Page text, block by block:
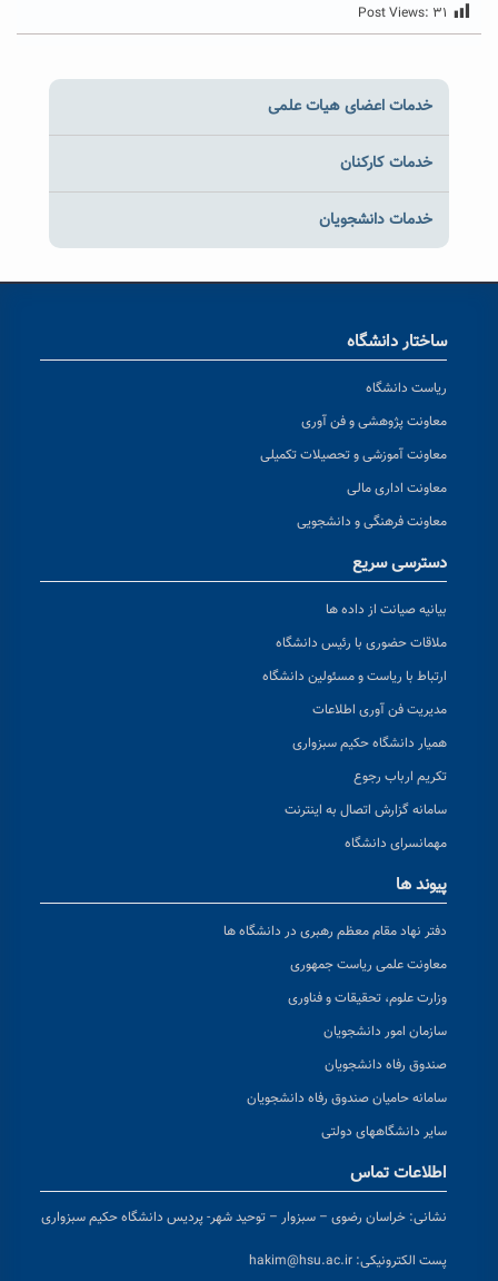
Post Views: ۳۱
خدمات اعضای هیات علمی
خدمات کارکنان
خدمات دانشجویان
ساختار دانشگاه
ریاست دانشگاه
معاونت پژوهشی و فن آوری
معاونت آموزشی و تحصیلات تکمیلی
معاونت اداری مالی
معاونت فرهنگی و دانشجویی
دسترسی سریع
بیانیه صیانت از داده ها
ملاقات حضوری با رئیس دانشگاه
ارتباط با ریاست و مسئولین دانشگاه
مدیریت فن آوری اطلاعات
همیار دانشگاه حکیم سبزواری
تکریم ارباب رجوع
سامانه گزارش اتصال به اینترنت
مهمانسرای دانشگاه
پیوند ها
دفتر نهاد مقام معظم رهبری در دانشگاه ها
معاونت علمی ریاست جمهوری
وزارت علوم، تحقیقات و فناوری
سازمان امور دانشجویان
صندوق رفاه دانشجویان
سامانه حامیان صندوق رفاه دانشجویان
سایر دانشگاههای دولتی
اطلاعات تماس
نشانی: خراسان رضوی – سبزوار – توحید شهر- پردیس دانشگاه حکیم سبزواری
پست الکترونیکی: hakim@hsu.ac.ir